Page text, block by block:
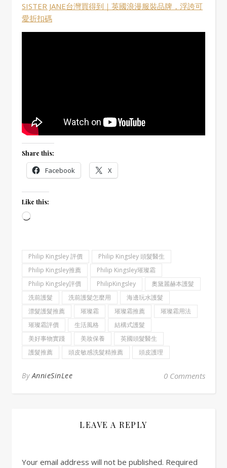
SISTER JANE台灣買得到｜英國浪漫服裝品牌，浮誇可
愛折扣碼
Share this:
Facebook X
Like this:
Loading…
Philip Kingsley 評價
Philip Kingsley 頭髮醫生
Philip Kingsley推薦
Philip Kingsley璀璨霜
Philip Kingsley評價
PhilipKingsley
奧黛麗赫本護髮
洗前護髮
洗前護髮怎麼用
海邊玩水護髮
漂髮護髮推薦
璀璨霜 璀璨霜推薦
璀璨霜用法
璀璨霜評價
生活風格
結構式護髮
美好事物實踐
美妝保養
英國頭髮醫生
護髮推薦
頭皮敏感洗髮精推薦 頭皮護理
By AnnieSinLee 0 Comments
LEAVE A REPLY
Your email address will not be published. Required